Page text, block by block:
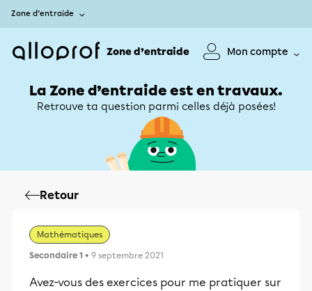
Zone d’entraide
Zone d’entraide Mon compte
La Zone d’entraide est en travaux.
Retrouve ta question parmi celles déjà posées!
Retour
Mathématiques
Secondaire 1 • 9 septembre 2021
Avez-vous des exercices pour me pratiquer sur